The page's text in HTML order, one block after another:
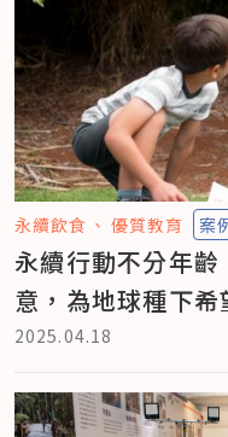
永續飲食 優質教育 案
永續行動不分年
意，為地球種下希
2025.04.18